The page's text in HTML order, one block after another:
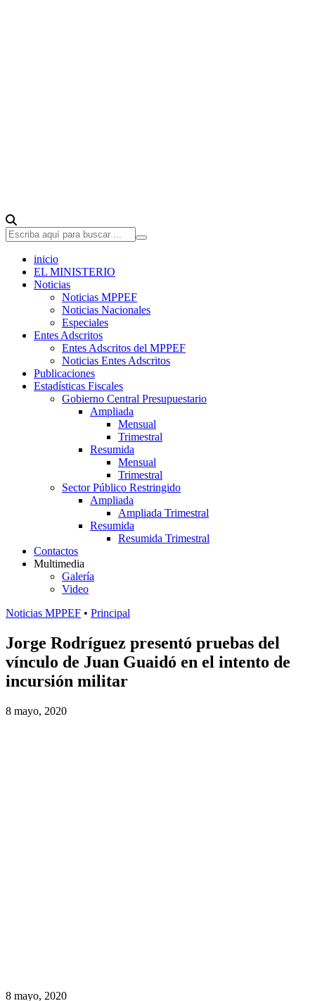
inicio
EL MINISTERIO
Noticias
Noticias MPPEF
Noticias Nacionales
Especiales
Entes Adscritos
Entes Adscritos del MPPEF
Noticias Entes Adscritos
Publicaciones
Estadísticas Fiscales
Gobierno Central Presupuestario
Ampliada
Mensual
Trimestral
Resumida
Mensual
Trimestral
Sector Público Restringido
Ampliada
Ampliada Trimestral
Resumida
Resumida Trimestral
Contactos
Multimedia
Galería
Video
Noticias MPPEF • Principal
Jorge Rodríguez presentó pruebas del
vínculo de Juan Guaidó en el intento de
incursión militar
8 mayo, 2020
8 mayo, 2020